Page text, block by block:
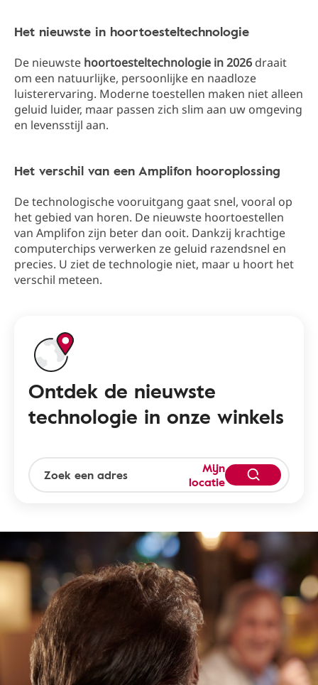
Het nieuwste in hoortoesteltechnologie
De nieuwste hoortoesteltechnologie in 2026 draait
om een natuurlijke, persoonlijke en naadloze
luisterervaring. Moderne toestellen maken niet alleen
geluid luider, maar passen zich slim aan uw omgeving
en levensstijl aan.
Het verschil van een Amplifon hooroplossing
De technologische vooruitgang gaat snel, vooral op
het gebied van horen. De nieuwste hoortoestellen
van Amplifon zijn beter dan ooit. Dankzij krachtige
computerchips verwerken ze geluid razendsnel en
precies. U ziet de technologie niet, maar u hoort het
verschil meteen.
Ontdek de nieuwste
technologie in onze winkels
Mijn
locatie